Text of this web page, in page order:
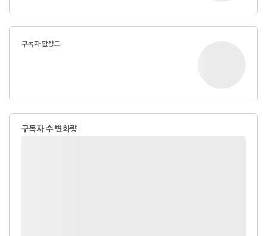
구독자 활성도
구독자 수 변화량